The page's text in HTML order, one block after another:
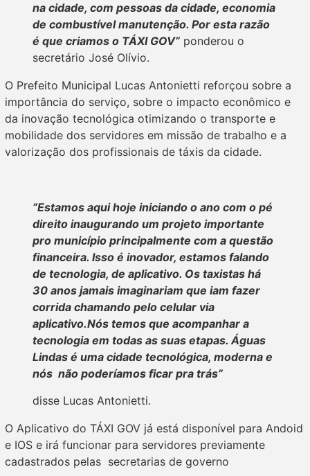
na cidade, com pessoas da cidade, economia
de combustível manutenção. Por esta razão
é que criamos o TÁXI GOV” ponderou o
secretário José Olívio.
O Prefeito Municipal Lucas Antonietti reforçou sobre a
importância do serviço, sobre o impacto econômico e
da inovação tecnológica otimizando o transporte e
mobilidade dos servidores em missão de trabalho e a
valorização dos profissionais de táxis da cidade.
“Estamos aqui hoje iniciando o ano com o pé
direito inaugurando um projeto importante
pro município principalmente com a questão
financeira. Isso é inovador, estamos falando
de tecnologia, de aplicativo. Os taxistas há
30 anos jamais imaginariam que iam fazer
corrida chamando pelo celular via
aplicativo.Nós temos que acompanhar a
tecnologia em todas as suas etapas. Águas
Lindas é uma cidade tecnológica, moderna e
nós não poderíamos ficar pra trás”
disse Lucas Antonietti.
O Aplicativo do TÁXI GOV já está disponível para Andoid
e IOS e irá funcionar para servidores previamente
cadastrados pelas secretarias de governo